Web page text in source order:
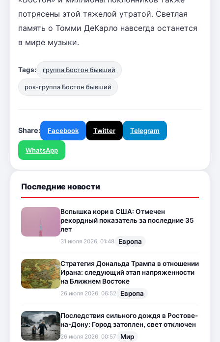
потрясены этой тяжелой утратой. Светлая
память о Томми ДеКарло навсегда останется
в мире музыки.
Tags: группа Бостон бывший
рок-группа Бостон бывший
Share: Facebook Twitter Telegram
WhatsApp
Последние новости
Вспышка кори в США: Отмечен
рекордный показатель за последние 35
лет
31 июля 2026, 01:48 Европа
Стратегия Дональда Трампа в отношении
Ирана: следующий этап напряженности
на Ближнем Востоке
26 июля 2026, 06:52 Европа
Последствия сильного дождя в Ростове-
на-Дону: Город затоплен, свет отключен
26 июля 2026, 00:57 Мир